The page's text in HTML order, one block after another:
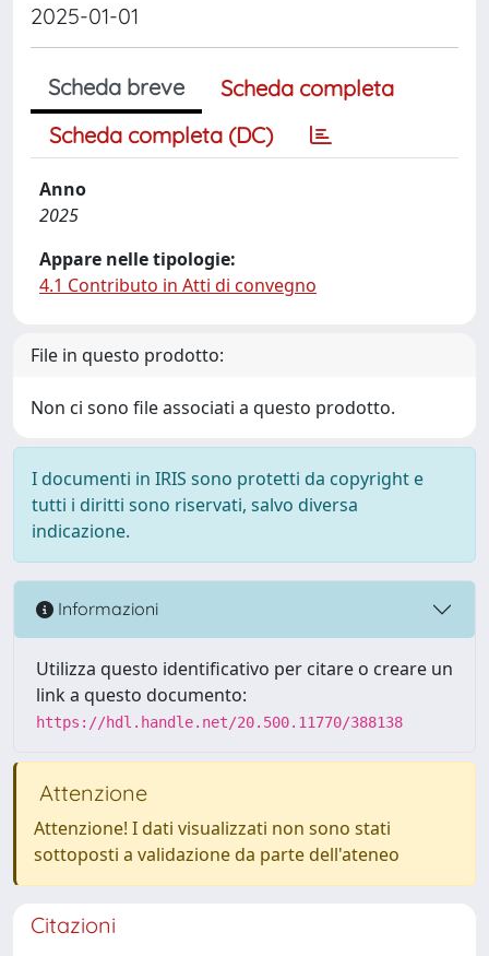
2025-01-01
Scheda breve
Scheda completa
Scheda completa (DC)
Anno
2025
Appare nelle tipologie:
4.1 Contributo in Atti di convegno
File in questo prodotto:
Non ci sono file associati a questo prodotto.
I documenti in IRIS sono protetti da copyright e
tutti i diritti sono riservati, salvo diversa
indicazione.
Informazioni
Utilizza questo identificativo per citare o creare un
link a questo documento:
https://hdl.handle.net/20.500.11770/388138
Attenzione
Attenzione! I dati visualizzati non sono stati
sottoposti a validazione da parte dell'ateneo
Citazioni